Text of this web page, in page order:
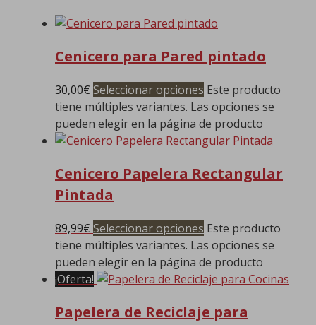
Cenicero para Pared pintado
30,00€ Seleccionar opciones Este producto
tiene múltiples variantes. Las opciones se
pueden elegir en la página de producto
Cenicero Papelera Rectangular
Pintada
89,99€ Seleccionar opciones Este producto
tiene múltiples variantes. Las opciones se
pueden elegir en la página de producto
¡Oferta!
Papelera de Reciclaje para